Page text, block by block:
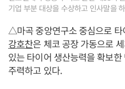
기업 부분 대상을 수상하고 인사말을
△마곡 중앙연구소 중심으로 타
강호찬은 체코 공장 가동으로
있는 타이어 생산능력을 확보
주력하고 있다.